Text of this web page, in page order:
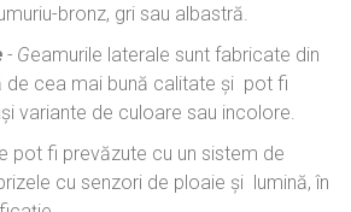
bronz, gri sau albastră.
- Geamurile laterale sunt fabricate din
de cea mai bună calitate și pot fi
variante de culoare sau incolore.
pot fi prevăzute cu un sistem de
cu senzori de ploaie și lumină, în